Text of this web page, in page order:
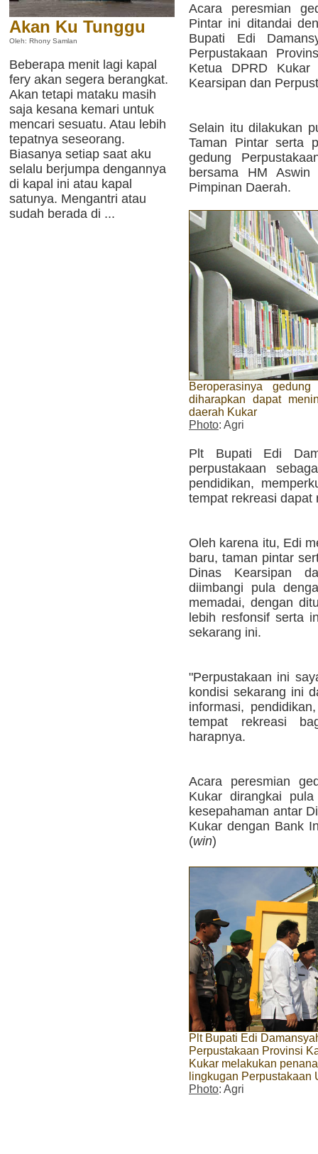
Akan Ku Tunggu
Oleh: Rhony Samlan
Beberapa menit lagi kapal
fery akan segera berangkat.
Akan tetapi mataku masih
saja kesana kemari untuk
mencari sesuatu. Atau lebih
tepatnya seseorang.
Biasanya setiap saat aku
selalu berjumpa dengannya
di kapal ini atau kapal
satunya. Mengantri atau
sudah berada di ...
Acara peresmian
Pintar ini ditandai
Bupati Edi
Perpustakaan
Ketua DPRD Kukar
Kearsipan dan
Selain itu dilakukan
Taman Pintar serta
gedung
bersama HM
Pimpinan Daerah.
Beroperasinya
diharapkan dapat
daerah Kukar
Photo: Agri
Plt Bupati Edi
perpustakaan
pendidikan,
tempat rekreasi dapat
Oleh karena itu, Edi
baru, taman pintar
Dinas Kearsipan
diimbangi pula
memadai, dengan
lebih resfonsif serta
sekarang ini.
"Perpustakaan ini
kondisi sekarang ini
informasi,
tempat rekreasi
harapnya.
Acara peresmian
Kukar dirangkai
kesepahaman antar
Kukar dengan Bank
(win)
Plt Bupati Edi
Perpustakaan Provinsi
Kukar melakukan
lingkugan Perpustakaan
Photo: Agri